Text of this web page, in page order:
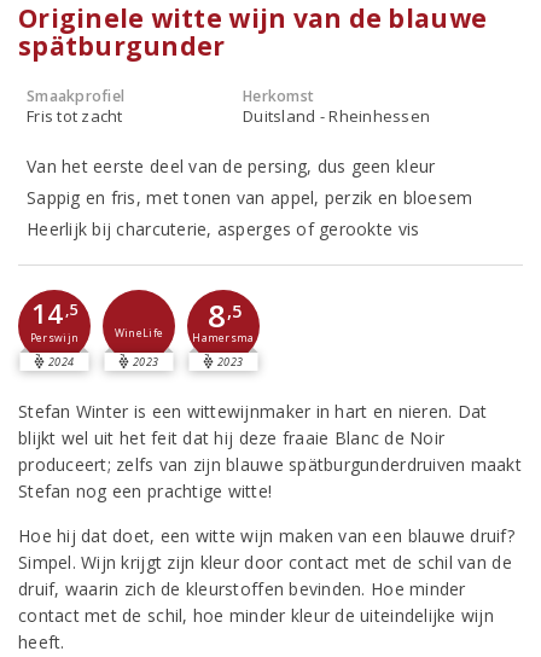
Originele witte wijn van de blauwe
spätburgunder
Smaakprofiel
Fris tot zacht
Herkomst
Duitsland - Rheinhessen
Van het eerste deel van de persing, dus geen kleur
Sappig en fris, met tonen van appel, perzik en bloesem
Heerlijk bij charcuterie, asperges of gerookte vis
14,5
Perswijn
2024
WineLife
2023
8,5
Hamersma
2023
Stefan Winter is een wittewijnmaker in hart en nieren. Dat
blijkt wel uit het feit dat hij deze fraaie Blanc de Noir
produceert; zelfs van zijn blauwe spätburgunderdruiven maakt
Stefan nog een prachtige witte!
Hoe hij dat doet, een witte wijn maken van een blauwe druif?
Simpel. Wijn krijgt zijn kleur door contact met de schil van de
druif, waarin zich de kleurstoffen bevinden. Hoe minder
contact met de schil, hoe minder kleur de uiteindelijke wijn
heeft.